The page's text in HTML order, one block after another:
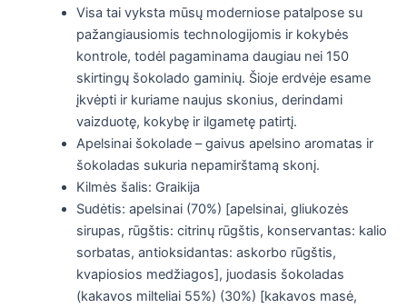
Visa tai vyksta mūsų moderniose patalpose su
pažangiausiomis technologijomis ir kokybės
kontrole, todėl pagaminama daugiau nei 150
skirtingų šokolado gaminių. Šioje erdvėje esame
įkvėpti ir kuriame naujus skonius, derindami
vaizduotę, kokybę ir ilgametę patirtį.
Apelsinai šokolade – gaivus apelsino aromatas ir
šokoladas sukuria nepamirštamą skonį.
Kilmės šalis: Graikija
Sudėtis: apelsinai (70%) [apelsinai, gliukozės
sirupas, rūgštis: citrinų rūgštis, konservantas: kalio
sorbatas, antioksidantas: askorbo rūgštis,
kvapiosios medžiagos], juodasis šokoladas
(kakavos milteliai 55%) (30%) [kakavos masė,